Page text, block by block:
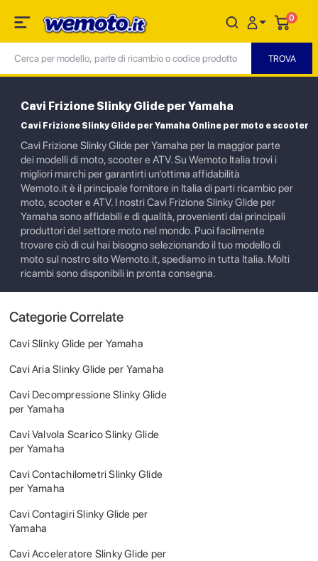
0
Cavi Frizione Slinky Glide per Yamaha
Cavi Frizione Slinky Glide per Yamaha Online per moto e scooter
Cavi Frizione Slinky Glide per Yamaha per la maggior parte
dei modelli di moto, scooter e ATV. Su Wemoto Italia trovi i
migliori marchi per garantirti un’ottima affidabilità
Wemoto.it è il principale fornitore in Italia di parti ricambio per
moto, scooter e ATV. I nostri Cavi Frizione Slinky Glide per
Yamaha sono affidabili e di qualità, provenienti dai principali
produttori del settore moto nel mondo. Puoi facilmente
trovare ciò di cui hai bisogno selezionando il tuo modello di
moto sul nostro sito Wemoto.it, spediamo in tutta Italia. Molti
ricambi sono disponibili in pronta consegna.
Categorie Correlate
Cavi Slinky Glide per Yamaha
Cavi Aria Slinky Glide per Yamaha
Cavi Decompressione Slinky Glide
per Yamaha
Cavi Valvola Scarico Slinky Glide
per Yamaha
Cavi Contachilometri Slinky Glide
per Yamaha
Cavi Contagiri Slinky Glide per
Yamaha
Cavi Acceleratore Slinky Glide per